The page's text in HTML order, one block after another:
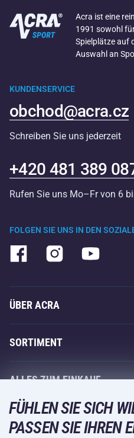
Acra ist eine
1991 sowohl
Spielplätze auf
Auswahl an
FOLGEN SIE UNS IN DEN
KUNDENSERVICE
obchod@acra.cz
Schreiben Sie uns jederzeit
+420 481 389
Rufen Sie uns Mo–Fr von 6
ÜBER ACRA
Über uns
Acra-Garantie
Kontakte
Großhandel
Einkaufsratgeber
SORTIMENT
Fitness und Krafttraining
Racketsportarten
Wintersport
ALLES ZUM EINKAUF
Acra-Garantie
Rückgabe und
FÜHLEN SIE SICH
PASSEN SIE IHREN